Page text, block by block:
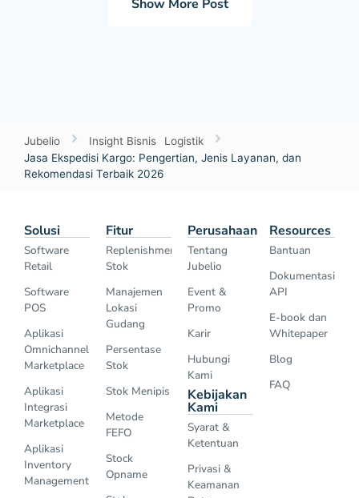
Show More Post
Jubelio Insight Bisnis
Logistik
Jasa Ekspedisi Kargo: Pengertian, Jenis Layanan, dan
Rekomendasi Terbaik 2026
Solusi
Software
Retail
Software
POS
Aplikasi
Omnichannel
Marketplace
Aplikasi
Integrasi
Marketplace
Aplikasi
Inventory
Management
Fitur
Replenishment
Stok
Manajemen
Lokasi
Gudang
Persentase
Stok
Stok Menipis
Metode
FEFO
Stock
Opname
Perusahaan
Tentang
Jubelio
Event &
Promo
Karir
Hubungi
Kami
Kebijakan
Kami
Syarat &
Ketentuan
Privasi &
Keamanan
Resources
Bantuan
Dokumentasi
API
E-book dan
Whitepaper
Blog
FAQ